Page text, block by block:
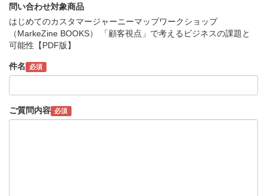
問い合わせ対象商品
はじめてのカスタマージャーニーマップワークショップ
（MarkeZine BOOKS） 「顧客視点」で考えるビジネスの課題と
可能性【PDF版】
件名 必須
ご質問内容 必須